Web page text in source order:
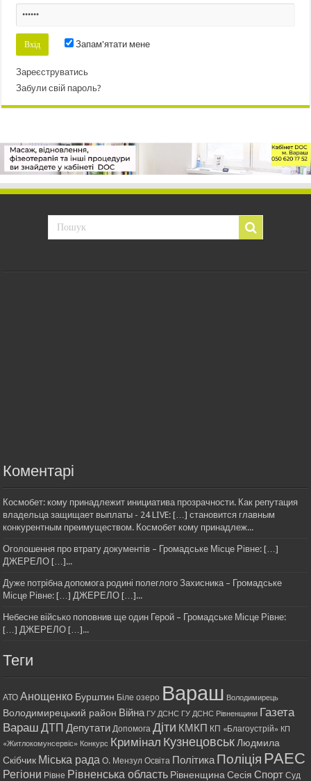
Запам'ятати мене
Зареєструватись
Забули свій пароль?
Коментарі
Космобет: кому принадлежит инициатива прозрачности. Как репутация
владельца защищает выплаты - 24 LIVE: […] становится главным
конкурентным преимуществом. Космобет кому принадлеж...
Оголошення про втрату документів – Громадське Місце Рівне: […]
ДЖЕРЕЛО […]...
Дуже потрібна допомога родині полеглого Захисника – Громадське
Місце Рівне: […] ДЖЕРЕЛО […]...
Небесне військо поповнив ще один Герой – Громадське Місце Рівне:
[…] ДЖЕРЕЛО […]...
Теги
АТО Анощенко Бурштин Біле озеро Вараш Володимирець
Володимирецький район Війна ГУ ДСНС ГУ ДСНС Рівненщини Газета
Вараш ДТП Депутати Допомога Діти КМКП КП «Благоустрій» КП
«Житлокомунсервіс» Конкурс Кримінал Кузнецовськ Людмила
Скібчик Міська рада О. Мензул Освіта ПолітикаПоліція РАЕС
Регіони Рівне Рівненська область Рівненщина Сесія Спорт Суд